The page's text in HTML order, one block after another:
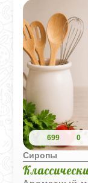
699 0
Сиропы